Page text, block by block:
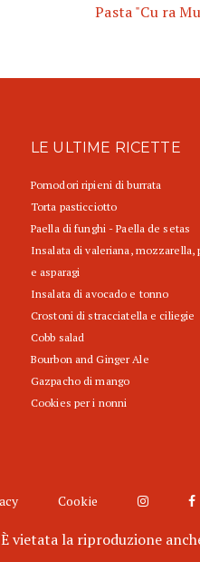
Pasta "Cu ra
LE ULTIME RICETTE
Pomodori ripieni di burrata
Torta pasticciotto
Paella di funghi - Paella de setas
Insalata di valeriana, mozzarella,
e asparagi
Insalata di avocado e tonno
Crostoni di stracciatella e ciliegie
Cobb salad
Bourbon and Ginger Ale
Gazpacho di mango
Cookies per i nonni
Cookie
vietata la riproduzione